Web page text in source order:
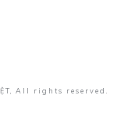
, All rights reserved.